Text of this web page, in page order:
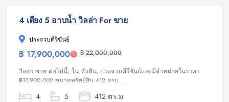
4 เตียง 5 อาบน้ำ วิลล่า For ขาย
ประจวบคีรีขันธ์
฿ 17,900,000 ฿ 22,000,000
วิลล่า ขาย ต่อไปนี้, ใน หัวหิน, ประจวบคีรีขันธ์และมีจำหน่ายในราคา
฿17,900,000 ขนาดทรัพย์สิน 412 ตรม...
4 5
412 ตร.ม